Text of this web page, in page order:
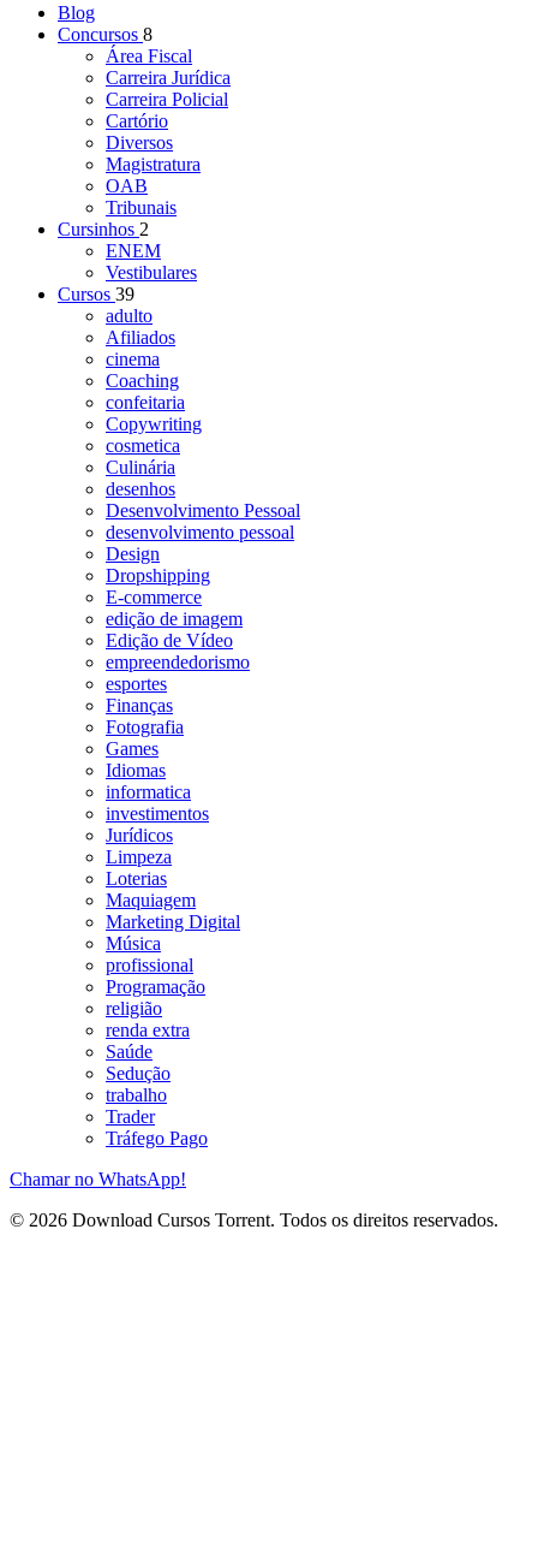
Blog
Concursos 8
Área Fiscal
Carreira Jurídica
Carreira Policial
Cartório
Diversos
Magistratura
OAB
Tribunais
Cursinhos 2
ENEM
Vestibulares
Cursos 39
adulto
Afiliados
cinema
Coaching
confeitaria
Copywriting
cosmetica
Culinária
desenhos
Desenvolvimento Pessoal
desenvolvimento pessoal
Design
Dropshipping
E-commerce
edição de imagem
Edição de Vídeo
empreendedorismo
esportes
Finanças
Fotografia
Games
Idiomas
informatica
investimentos
Jurídicos
Limpeza
Loterias
Maquiagem
Marketing Digital
Música
profissional
Programação
religião
renda extra
Saúde
Sedução
trabalho
Trader
Tráfego Pago
Chamar no WhatsApp!
© 2026 Download Cursos Torrent. Todos os direitos reservados.